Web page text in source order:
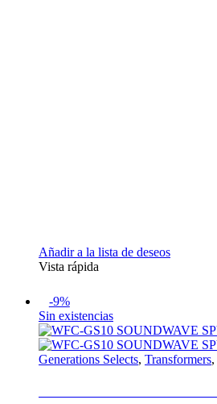
Añadir a la lista de deseos
Vista rápida
-9%
Sin existencias
Generations Selects, Transformers,